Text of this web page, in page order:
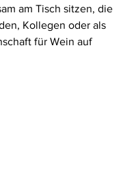
am Tisch sitzen, die
Kollegen oder als
für Wein auf